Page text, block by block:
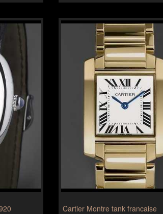
Cartier Montre tank francaise